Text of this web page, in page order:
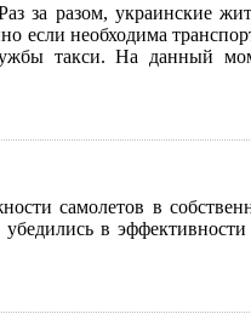
за разом, украинские
необходима
такси. На данный
самолетов в
в